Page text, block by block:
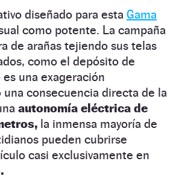
diseñado para esta Gama
como potente. La campaña
de arañas tejiendo sus telas
como el depósito de
una exageración
consecuencia directa de la
autonomía eléctrica de
la inmensa mayoría de
pueden cubrirse
casi exclusivamente en